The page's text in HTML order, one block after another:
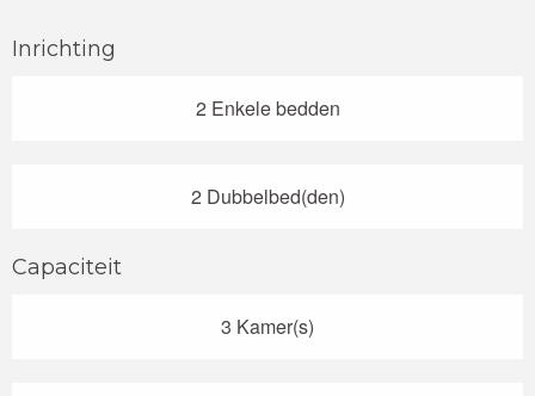
Inrichting
2 Enkele bedden
2 Dubbelbed(den)
Capaciteit
3 Kamer(s)